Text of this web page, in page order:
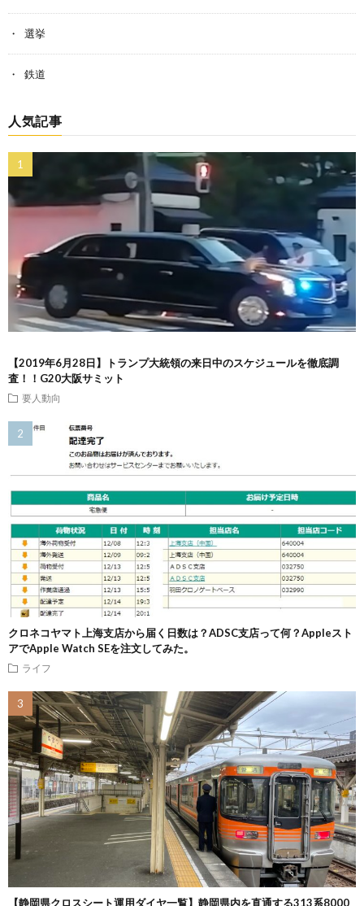
選挙
鉄道
人気記事
【2019年6月28日】トランプ大統領の来日中のスケジュールを徹底調
査！！G20大阪サミット
要人動向
クロネコヤマト上海支店から届く日数は？ADSC支店って何？Appleスト
アでApple Watch SEを注文してみた。
ライフ
【静岡県クロスシート運用ダイヤ一覧】静岡県内を直通する313系8000